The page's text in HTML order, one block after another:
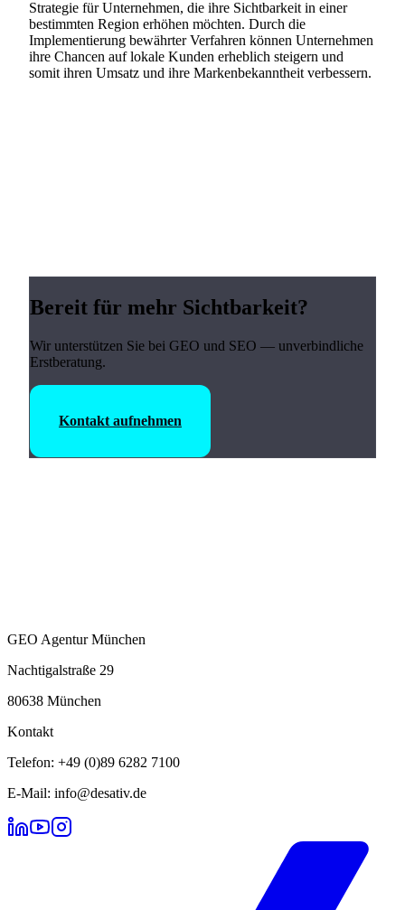
Strategie für Unternehmen, die ihre Sichtbarkeit in einer
bestimmten Region erhöhen möchten. Durch die
Implementierung bewährter Verfahren können Unternehmen
ihre Chancen auf lokale Kunden erheblich steigern und
somit ihren Umsatz und ihre Markenbekanntheit verbessern.
Bereit für mehr Sichtbarkeit?
Wir unterstützen Sie bei GEO und SEO — unverbindliche
Erstberatung.
Kontakt aufnehmen
GEO Agentur München
Nachtigalstraße 29
80638 München
Kontakt
Telefon: +49 (0)89 6282 7100
E-Mail: info@desativ.de